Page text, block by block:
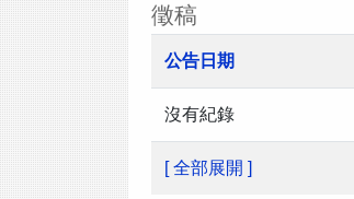
徵稿
公告日期
沒有紀錄
[ 全部展開 ]